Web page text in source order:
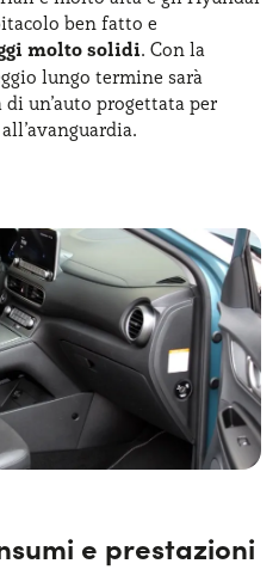
ben fatto e
molto solidi. Con la
lungo termine sarà
un’auto progettata per
dettagli e i sedili
contenuti digitali,
da 12,3’’, e quello
posizionato al centro.
abbiamo anche un display
compatibile con Android
caso abbiamo
di gestire
e connettività. Completa il
per i passeggeri
e un abitacolo
e prestazioni